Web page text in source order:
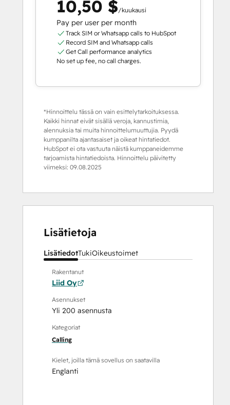
10,50 $/kuukausi
Pay per user per month
Track SIM or Whatsapp calls to HubSpot
Record SIM and Whatsapp calls
Get Call performance analytics
No set up fee, no call charges.
*Hinnoittelu tässä on vain esittelytarkoituksessa.
Kaikki hinnat eivät sisällä veroja, kannustimia,
alennuksia tai muita hinnoittelumuuttujia. Pyydä
kumppanilta ajantasaiset ja oikeat hintatiedot.
HubSpot ei ota vastuuta näistä kumppaneidemme
tarjoamista hintatiedoista. Hinnoittelu päivitetty
viimeksi: 09.08.2025
Lisätietoja
LisätiedotTukiOikeustoimet
Rakentanut
Liid Oy
Asennukset
Yli 200 asennusta
Kategoriat
Calling
Kielet, joilla tämä sovellus on saatavilla
Englanti